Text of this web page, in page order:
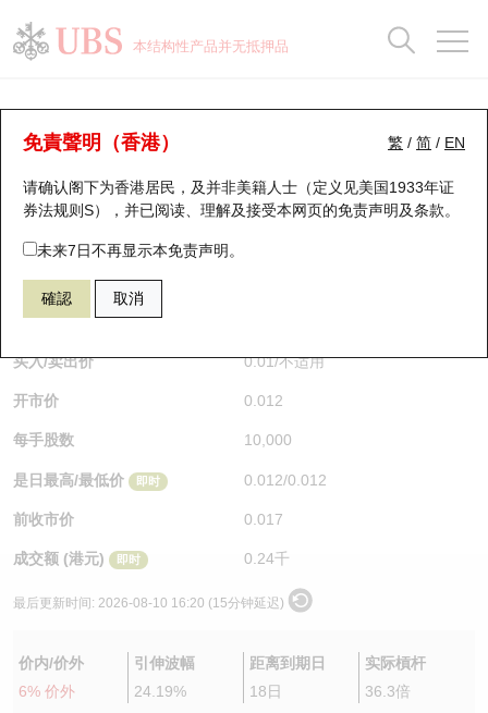
本结构性产品并无抵押品
繁 / 简 / EN
免責聲明（香港）
请确认阁下为香港居民，及并非美籍人士（定义见美国1933年证
券法规则S），并已阅读、理解及接受本网页的免责声明及条款。
未来7日不再显示本免责声明。
確認 取消
认股证分析仪
表现 街货统计 比较
26468 瑞银认沽 HSI 恒生指数
$0.012 0.005
买入/卖出价 0.01/不适用
开市价 0.012
每手股数 10,000
是日最高/最低价 即时 0.012/0.012
前收市价 0.017
成交额 (港元) 即时 0.24千
最后更新时间: 2026-08-10 16:20 (15分钟延迟)
价内/价外
6% 价外
引伸波幅
24.19%
距离到期日
18日
实际槓杆
36.3倍
瑞银认股证一览
新发行瑞银认股证
即将到期认股证
认股证到期结算价查找
认股证分析仪
认股证速算机
认股证/牛熊证日志
认股证文件及公告
街货统计
比较
牛熊全景快搜
牛熊证搜寻
牛熊证街货分布图
正股牛熊证列表
新发行瑞银牛熊证
已收回牛熊证剩余价值
牛熊证到期结算价查找
牛熊证分析仪
街货统计
比较
十大升幅/跌幅
十大认股证成交分布
十天股证占大市成交
资金流
街货统计
三十大平均引伸波幅
正股分析仪
二十大活跃股份
恒指成份股
国指成份股
科指成份股
相关资产沽空
中资ETFs溢价比较
AH 股价对照
持股比重
显示所有持股比重
每月轮证大市专题
轮证专栏
讲座及教育短片
认股证投资者教育
牛熊证投资者教育
认股证牛熊证常问问题